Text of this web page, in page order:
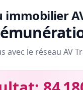
immobilier
avec le réseau AV